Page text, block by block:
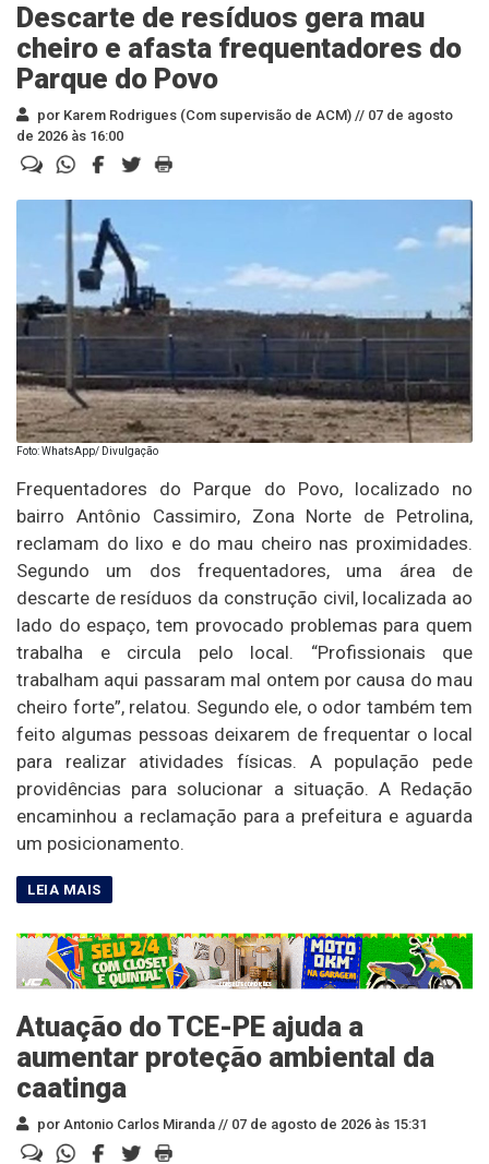
Descarte de resíduos gera mau
cheiro e afasta frequentadores do
Parque do Povo
por Karem Rodrigues (Com supervisão de ACM) // 07 de agosto
de 2026 às 16:00
Foto: WhatsApp/ Divulgação
Frequentadores do Parque do Povo, localizado no
bairro Antônio Cassimiro, Zona Norte de Petrolina,
reclamam do lixo e do mau cheiro nas proximidades.
Segundo um dos frequentadores, uma área de
descarte de resíduos da construção civil, localizada ao
lado do espaço, tem provocado problemas para quem
trabalha e circula pelo local. “Profissionais que
trabalham aqui passaram mal ontem por causa do mau
cheiro forte”, relatou. Segundo ele, o odor também tem
feito algumas pessoas deixarem de frequentar o local
para realizar atividades físicas. A população pede
providências para solucionar a situação. A Redação
encaminhou a reclamação para a prefeitura e aguarda
um posicionamento.
Atuação do TCE-PE ajuda a
aumentar proteção ambiental da
caatinga
por Antonio Carlos Miranda // 07 de agosto de 2026 às 15:31